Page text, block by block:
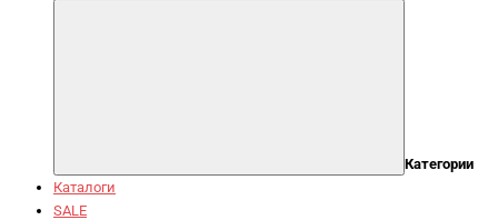
Категории
Каталоги
SALE